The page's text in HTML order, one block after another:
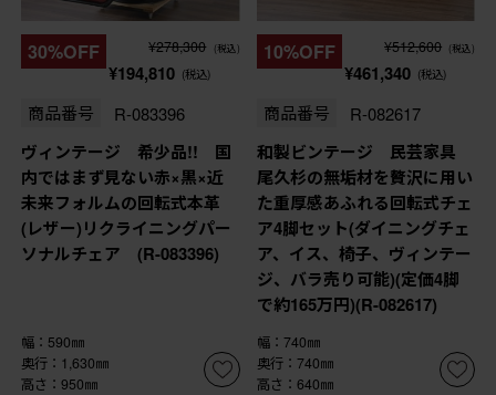
30%OFF ¥278,300 (税込)
¥194,810 (税込)
商品番号 R-083396
ヴィンテージ 希少品!! 国
内ではまず見ない赤×黒×近
未来フォルムの回転式本革
(レザー)リクライニングパー
ソナルチェア (R-083396)
幅：590㎜
奥行：1,630㎜
高さ：950㎜
10%OFF ¥512,600 (税込)
¥461,340 (税込)
商品番号 R-082617
和製ビンテージ 民芸家具
尾久杉の無垢材を贅沢に用い
た重厚感あふれる回転式チェ
ア4脚セット(ダイニングチェ
ア、イス、椅子、ヴィンテー
ジ、バラ売り可能)(定価4脚
で約165万円)(R-082617)
幅：740㎜
奥行：740㎜
高さ：640㎜